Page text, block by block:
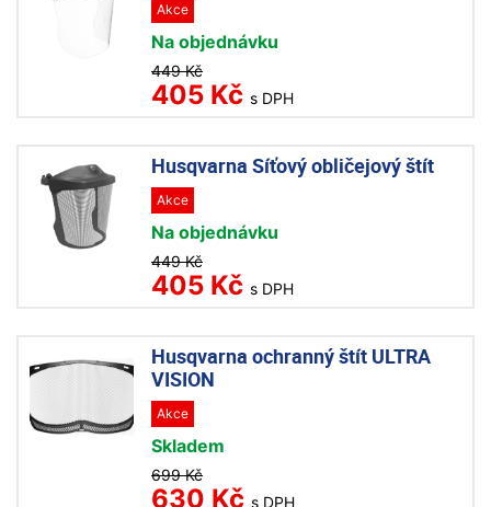
Akce
Na objednávku
449 Kč
405 Kč s DPH
Husqvarna Síťový obličejový štít
Akce
Na objednávku
449 Kč
405 Kč s DPH
Husqvarna ochranný štít ULTRA
VISION
Akce
Skladem
699 Kč
630 Kč s DPH